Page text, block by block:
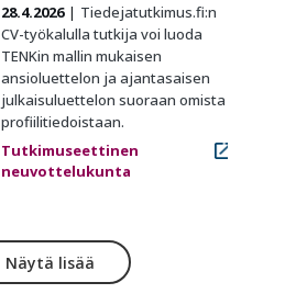
28.4.2026
Tiedejatutkimus.fi:n
CV-työkalulla tutkija voi luoda
TENKin mallin mukaisen
ansioluettelon ja ajantasaisen
julkaisuluettelon suoraan omista
profiilitiedoistaan.
Tutkimuseettinen
neuvottelukunta
Näytä lisää